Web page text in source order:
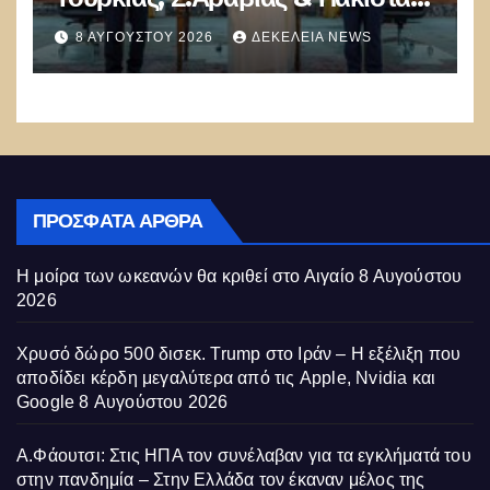
θα πολεμήσουν Ριάντ και
Ισλαμαμπάντ κατά της Ελλάδας!
8 ΑΥΓΟΎΣΤΟΥ 2026 ΔΕΚΈΛΕΙΑ NEWS
ΠΡΌΣΦΑΤΑ ΆΡΘΡΑ
Η μοίρα των ωκεανών θα κριθεί στο Αιγαίο 8 Αυγούστου
2026
Χρυσό δώρο 500 δισεκ. Trump στο Ιράν – Η εξέλιξη που
αποδίδει κέρδη μεγαλύτερα από τις Apple, Nvidia και
Google 8 Αυγούστου 2026
Α.Φάουτσι: Στις ΗΠΑ τον συνέλαβαν για τα εγκλήματά του
στην πανδημία – Στην Ελλάδα τον έκαναν μέλος της